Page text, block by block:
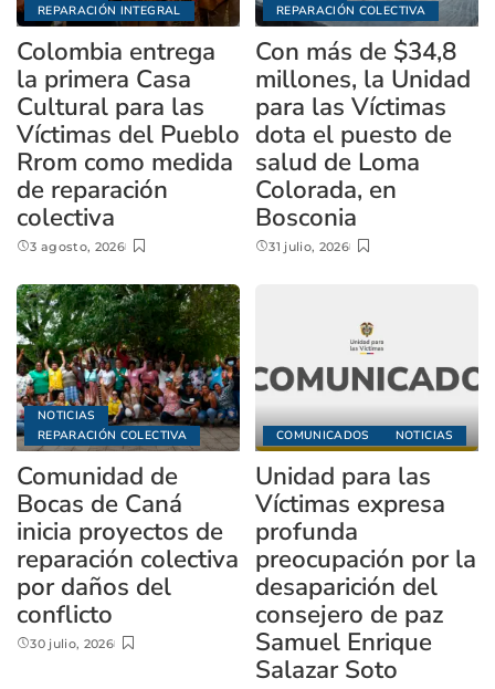
REPARACIÓN INTEGRAL
Colombia entrega
la primera Casa
Cultural para las
Víctimas del Pueblo
Rrom como medida
de reparación
colectiva
3 agosto, 2026
REPARACIÓN COLECTIVA
Con más de $34,8
millones, la Unidad
para las Víctimas
dota el puesto de
salud de Loma
Colorada, en
Bosconia
31 julio, 2026
NOTICIAS
REPARACIÓN COLECTIVA
Comunidad de
Bocas de Caná
inicia proyectos de
reparación colectiva
por daños del
conflicto
30 julio, 2026
COMUNICADOS NOTICIAS
Unidad para las
Víctimas expresa
profunda
preocupación por la
desaparición del
consejero de paz
Samuel Enrique
Salazar Soto